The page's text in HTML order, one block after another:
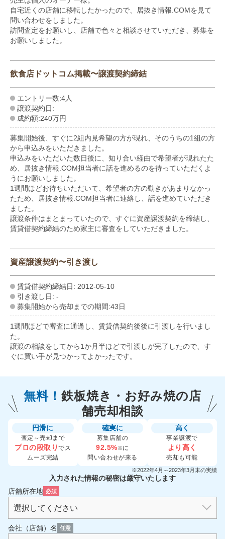
自宅近くの店舗に移転したかったので、居抜き情報.COMを見て
問い合わせをしました。
訪問査定をお願いし、店舗で色々と相談させていただき、募集を
お願いしました。
飲食店ドットコム掲載〜譲渡契約締結
エントリー数:4人
譲渡契約日:
成約額:240万円
募集開始後、すぐに2組内見希望の方が現れ、そのうちの1組の方
から申込みをいただきました。
申込みをいただいた数日後に、知り合い経由で希望者が現れたた
め、居抜き情報.COM担当者に話を進めるのを待っていただくよ
うにお願いしました。
1週間ほどお待ちいただいて、希望者の方の動きがあまりなかっ
たため、居抜き情報.COM担当者に連絡し、話を進めていただき
ました。
譲渡条件はまとまっていたので、すぐに資産譲渡契約を締結し、
賃貸借契約締結のため家主に審査をしていただきました。
資産譲渡契約〜引き渡し
賃貸借契約締結日: 2012-05-10
引き渡し日: -
募集開始から売却までの期間:43日
1週間ほどで審査に通過し、賃貸借契約後後に引渡しを行いまし
た。
譲渡の相談をしてから1か月半ほどで引渡しが完了したので、す
ぐに買い手が見つかってよかったです。
無料！鉄板焼き・お好み焼の店
舗売却相談
円滑に
査定～売却まで
プロの段取りでス
ムーズ完結
確実に
募集店舗の
92.5%※に
問い合わせが来る
高く
事業譲渡で
より高く
売却も可能
※2022年4月～2023年3月末の実績
入力された情報の秘密は厳守いたします
店舗所在地 必須
会社（店舗）名 任意